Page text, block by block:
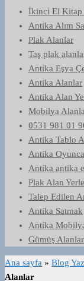
İkinci El Kitap
Antika Alım
Plak Alanlar
Taş plak
Antika Eşya
Antika Alanlar
Antika Alan
Mobilya
0531 981 01
Antika Tablo
Antika
Antika antika
Plak Alan
Talep Edilen
Antika Satmak
Antika
Gümüş Alanlar
Ana sayfa » Blog
Alanlar